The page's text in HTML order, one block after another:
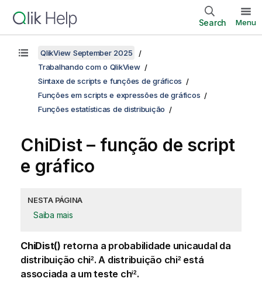
Search Menu
QlikView September 2025
Trabalhando com o QlikView
Sintaxe de scripts e funções de gráficos
Funções em scripts e expressões de gráficos
Funções estatísticas de distribuição
ChiDist – função de script
e gráfico
NESTA PÁGINA
Saiba mais
ChiDist() retorna a probabilidade unicaudal da
distribuição chi2. A distribuição chi2está
associada a um teste chi2.